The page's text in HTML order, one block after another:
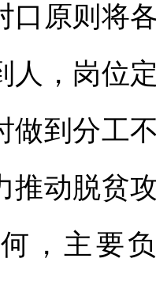
口原则将
人，岗位
做到分工
推动脱贫
，主要